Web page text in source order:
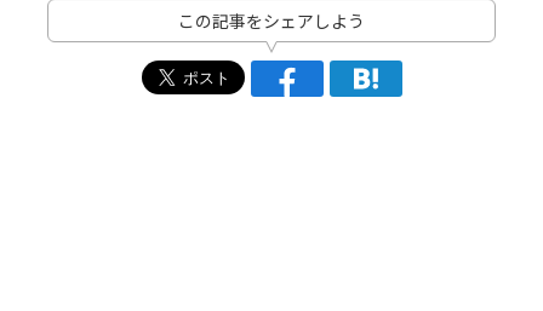
この記事をシェアしよう